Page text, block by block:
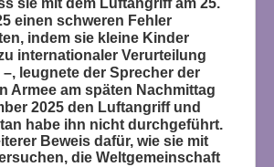
sie mit dem Luftangriff am 25.
einen schweren Fehler
indem sie kleine Kinder
internationaler Verurteilung
leugnete der Sprecher der
Armee am späten Nachmittag
2025 den Luftangriff und
habe ihn nicht durchgeführt.
Beweis dafür, wie sie mit
die Weltgemeinschaft